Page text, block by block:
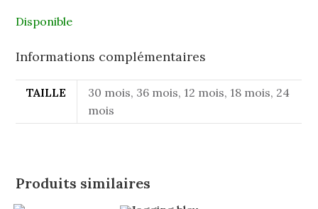
Disponible
Informations complémentaires
TAILLE
30 mois, 36 mois, 12 mois, 18 mois, 24
mois
Produits similaires